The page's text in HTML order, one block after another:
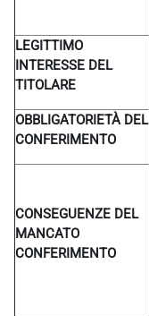
LEGITTIMO
INTERESSE DEL
TITOLARE
OBBLIGATORIETÀ DEL
CONFERIMENTO
CONSEGUENZE DEL
MANCATO
CONFERIMENTO